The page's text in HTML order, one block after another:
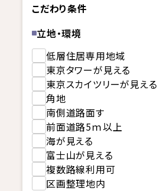
こだわり条件
立地・環境
低層住居専用地域
東京タワーが見える
東京スカイツリーが見える
角地
南側道路面す
前面道路5ｍ以上
海が見える
富士山が見える
複数路線利用可
区画整理地内